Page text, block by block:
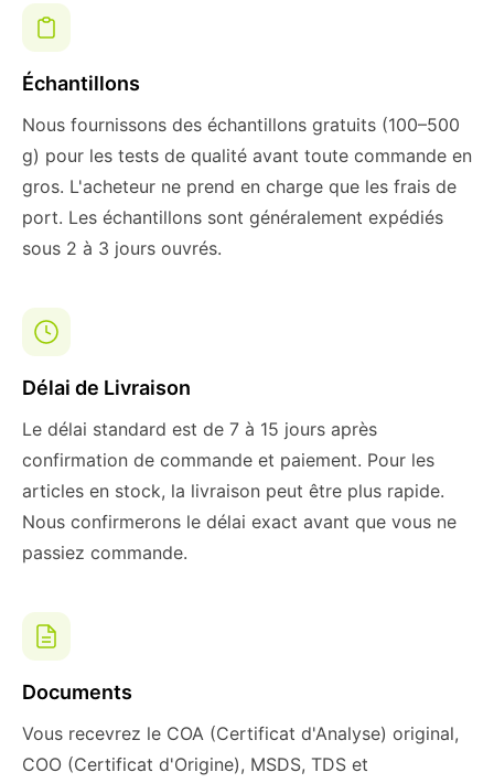
Échantillons
Nous fournissons des échantillons gratuits (100–500
g) pour les tests de qualité avant toute commande en
gros. L'acheteur ne prend en charge que les frais de
port. Les échantillons sont généralement expédiés
sous 2 à 3 jours ouvrés.
Délai de Livraison
Le délai standard est de 7 à 15 jours après
confirmation de commande et paiement. Pour les
articles en stock, la livraison peut être plus rapide.
Nous confirmerons le délai exact avant que vous ne
passiez commande.
Documents
Vous recevrez le COA (Certificat d'Analyse) original,
COO (Certificat d'Origine), MSDS, TDS et